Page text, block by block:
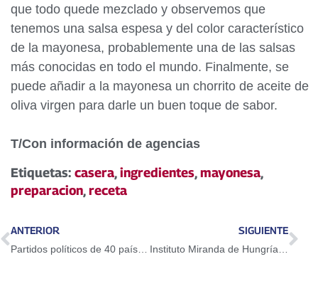
que todo quede mezclado y observemos que
tenemos una salsa espesa y del color característico
de la mayonesa, probablemente una de las salsas
más conocidas en todo el mundo. Finalmente, se
puede añadir a la mayonesa un chorrito de aceite de
oliva virgen para darle un buen toque de sabor.
T/Con información de agencias
Etiquetas: casera,ingredientes,mayonesa,
preparacion,receta
ANTERIOR
Partidos políticos de 40 países celebrarán el 19-A jornada de solidaridad con Venezuela
SIGUIENTE
Instituto Miranda de Hungría envía mensaje al Presidente Maduro